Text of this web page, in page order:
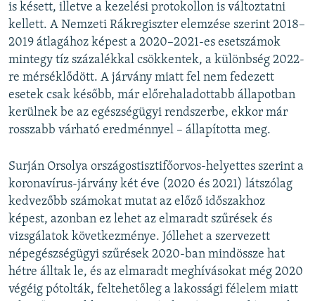
is késett, illetve a kezelési protokollon is változtatni
kellett. A Nemzeti Rákregiszter elemzése szerint 2018–
2019 átlagához képest a 2020–2021-es esetszámok
mintegy tíz százalékkal csökkentek, a különbség 2022-
re mérséklődött. A járvány miatt fel nem fedezett
esetek csak később, már előrehaladottabb állapotban
kerülnek be az egészségügyi rendszerbe, ekkor már
rosszabb várható eredménnyel – állapította meg.
Surján Orsolya országostisztifőorvos-helyettes szerint a
koronavírus-járvány két éve (2020 és 2021) látszólag
kedvezőbb számokat mutat az előző időszakhoz
képest, azonban ez lehet az elmaradt szűrések és
vizsgálatok következménye. Jóllehet a szervezett
népegészségügyi szűrések 2020-ban mindössze hat
hétre álltak le, és az elmaradt meghívásokat még 2020
végéig pótolták, feltehetőleg a lakossági félelem miatt